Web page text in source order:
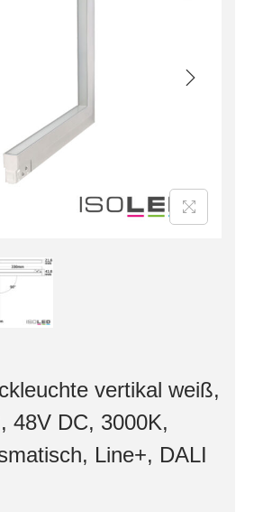
vertikal weiß,
48V DC, 3000K,
Line+, DALI